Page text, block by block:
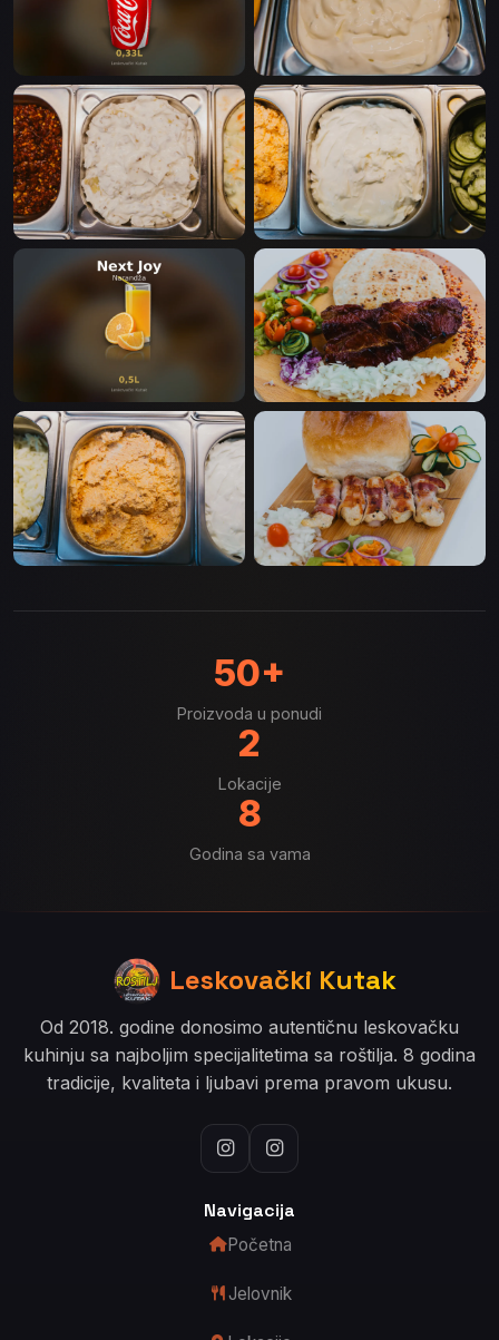
50+
Proizvoda u ponudi
2
Lokacije
8
Godina sa vama
Leskovački Kutak
Od 2018. godine donosimo autentičnu leskovačku
kuhinju sa najboljim specijalitetima sa roštilja. 8 godina
tradicije, kvaliteta i ljubavi prema pravom ukusu.
Navigacija
Početna
Jelovnik